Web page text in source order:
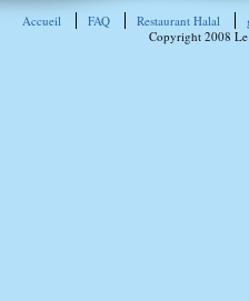
Accueil FAQ Restaurant Halal
Copyright 2008